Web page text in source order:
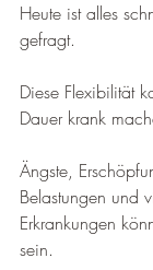
Heute ist alles
gefragt.
Diese Flexibilität
Dauer krank
Ängste,
Belastungen und
Erkrankungen
sein.